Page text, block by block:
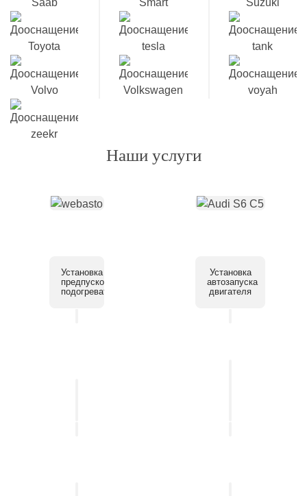
Наши услуги
Установка
предпускового
подогревателя
Установка
автозапуска
двигателя